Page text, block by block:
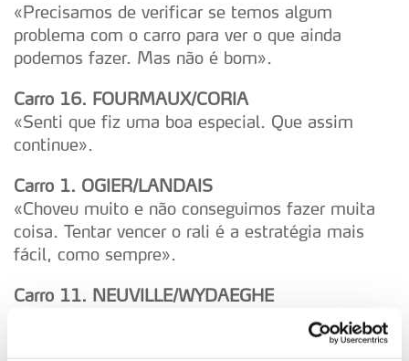
«Precisamos de verificar se temos algum
problema com o carro para ver o que ainda
podemos fazer. Mas não é bom».
Carro 16. FOURMAUX/CORIA
«Senti que fiz uma boa especial. Que assim
continue».
Carro 1. OGIER/LANDAIS
«Choveu muito e não conseguimos fazer muita
coisa. Tentar vencer o rali é a estratégia mais
fácil, como sempre».
Carro 11. NEUVILLE/WYDAEGHE
«Não sei se é da chuva ou de outra condição
qualquer. Estávamos a lutar durante toda a